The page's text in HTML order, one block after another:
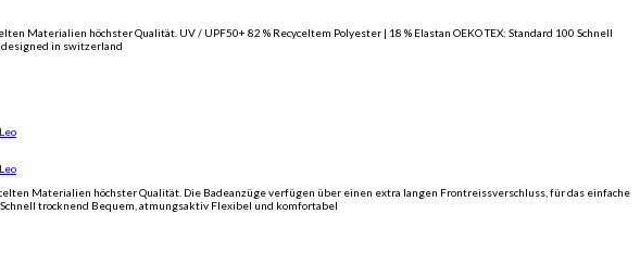
höchster Qualität. UV / UPF50+ 82 % Recyceltem Polyester | 18 % Elastan OEKO TEX: Standard 100 Schnell
in switzerland
Materialien höchster Qualität. Die Badeanzüge verfügen über einen extra langen Frontreissverschluss, für das einfache
Schnell trocknend Bequem, atmungsaktiv Flexibel und komfortabel